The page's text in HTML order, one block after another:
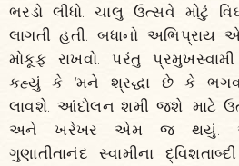
ભરડો લીધો. ચાલુ ઉત્સવે મોટું
લાગતી હતી. બધાનો અભિપ્રાય
મોકૂફ રાખવો. પરંતુ પ્રમુખસ્વામી
કહ્યું કે ‘મને શ્રદ્ધા છે કે
લાવશે. આંદોલન શમી જશે. માટે
અને ખરેખર એમ જ થયું. એ
ગુણાતીતાનંદ સ્વામીના